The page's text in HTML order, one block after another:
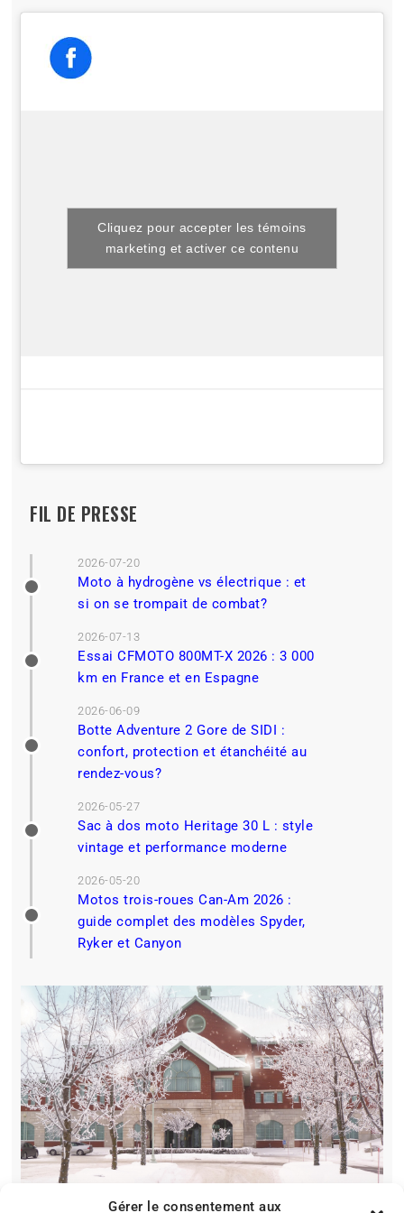
Gérer le consentement aux
Cliquez pour accepter les témoins
marketing et activer ce contenu
FIL DE PRESSE
2026-07-20
Moto à hydrogène vs électrique : et
si on se trompait de combat?
2026-07-13
Essai CFMOTO 800MT-X 2026 : 3 000
km en France et en Espagne
2026-06-09
Botte Adventure 2 Gore de SIDI :
confort, protection et étanchéité au
rendez-vous?
2026-05-27
Sac à dos moto Heritage 30 L : style
vintage et performance moderne
2026-05-20
Motos trois-roues Can-Am 2026 :
guide complet des modèles Spyder,
Ryker et Canyon